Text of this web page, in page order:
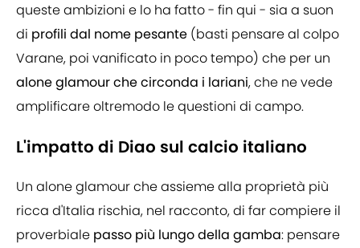
queste ambizioni e lo ha fatto - fin qui - sia a suon
di profili dal nome pesante (basti pensare al colpo
Varane, poi vanificato in poco tempo) che per un
alone glamour che circonda i lariani, che ne vede
amplificare oltremodo le questioni di campo.
L'impatto di Diao sul calcio italiano
Un alone glamour che assieme alla proprietà più
ricca d'Italia rischia, nel racconto, di far compiere il
proverbiale passo più lungo della gamba: pensare